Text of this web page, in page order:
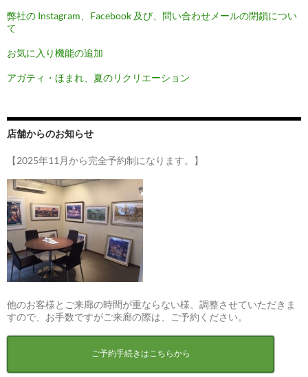
弊社の Instagram、Facebook 及び、問い合わせメールの閉鎖につい
て
お気に入り機能の追加
アガティ・ほまれ、夏のリクリエーション
店舗からのお知らせ
【2025年11月から完全予約制になります。】
他のお客様とご来廊の時間が重ならない様、調整させていただきま
すので、お手数ですがご来廊の際は、ご予約ください。
ご予約手続きはこちらから